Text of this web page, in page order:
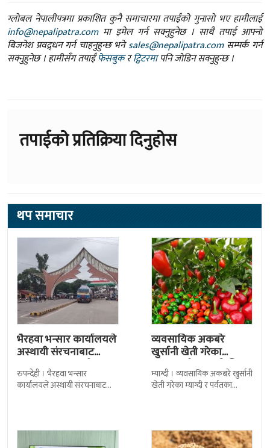
ग्लोबल नेपालीपत्रमा प्रकाशित कुनै समाचारमा तपाईंको गुनासो भए हामीलाई
info@nepalipatra.comमा इमेल गर्न सक्नुहुनेछ । साथै तपाई आफ्नो
बिजनेश प्रवद्र्धन गर्न चाहनुहुन्छ भनेsales@nepalipatra.comसम्पर्क गर्न
सक्नुहुनेछ । हामीसँग तपाईंफेसबुकरट्विटरमापनि जोडिन सक्नुहुन्छ ।
तपाईको प्रतिक्रिया दिनुहोस
थप समाचार
भैरहवा भन्सार कार्यालयले
अस्थायी संरचनाबाट
अत्यावश्यक सामाग्री
ल्याउदै
रुपन्देही । भैरहवा भन्सार
कार्यालयले अस्थायी संरचनाबाट
व्यवसायिक अकबरे
खुर्सानी खेती गरेका
कृषकलाई बजारको चिन्ता
म्याग्दी । व्यवसायिक अकबरे खुर्सानी
खेती गरेका म्याग्दी र पर्वतका